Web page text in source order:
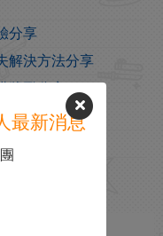
分享
解決方法分享
獎勵分享
玩法介紹
介紹
最新消息